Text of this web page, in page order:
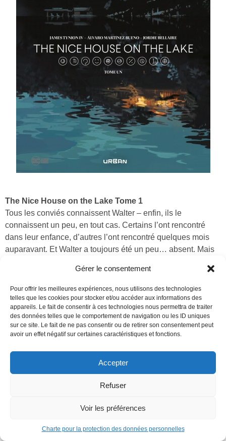
Gérer le consentement
Pour offrir les meilleures expériences, nous utilisons des technologies
telles que les cookies pour stocker et/ou accéder aux informations des
appareils. Le fait de consentir à ces technologies nous permettra de traiter
des données telles que le comportement de navigation ou les ID uniques
sur ce site. Le fait de ne pas consentir ou de retirer son consentement peut
avoir un effet négatif sur certaines caractéristiques et fonctions.
Accepter
Refuser
Voir les préférences
Charte pour la protection des données personnelles
The Nice House on the Lake Tome 1
Tous les conviés connaissent Walter – enfin, ils le
connaissent un peu, en tout cas. Certains l’ont rencontré
dans leur enfance, d’autres l’ont rencontré quelques mois
auparavant. Et Walter a toujours été un peu… absent. Mais
l’invitation de ce dernier dans une maison de campagne
située à l’orée d’un bois et avec vue sur lac. C’est beau,
c’est opulent, c’est privé – de quoi supporter les petites
combines et les surnoms bizarres donnés par Walter. Mais
ces vacances de luxe revêtent très vite des airs de prison
dorée.
Découvrir